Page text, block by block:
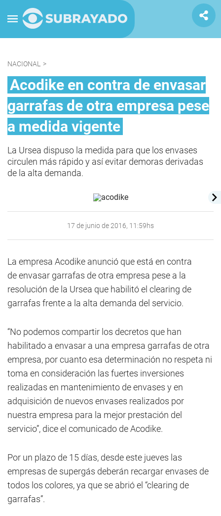
NACIONAL >
Acodike en contra de envasar
garrafas de otra empresa pese
a medida vigente
La Ursea dispuso la medida para que los envases
circulen más rápido y así evitar demoras derivadas
de la alta demanda.
17 de junio de 2016, 11:59hs
La empresa Acodike anunció que está en contra
de envasar garrafas de otra empresa pese a la
resolución de la Ursea que habilitó el clearing de
garrafas frente a la alta demanda del servicio.
“No podemos compartir los decretos que han
habilitado a envasar a una empresa garrafas de otra
empresa, por cuanto esa determinación no respeta ni
toma en consideración las fuertes inversiones
realizadas en mantenimiento de envases y en
adquisición de nuevos envases realizados por
nuestra empresa para la mejor prestación del
servicio”, dice el comunicado de Acodike.
Por un plazo de 15 días, desde este jueves las
empresas de supergás deberán recargar envases de
todos los colores, ya que se abrió el “clearing de
garrafas”.